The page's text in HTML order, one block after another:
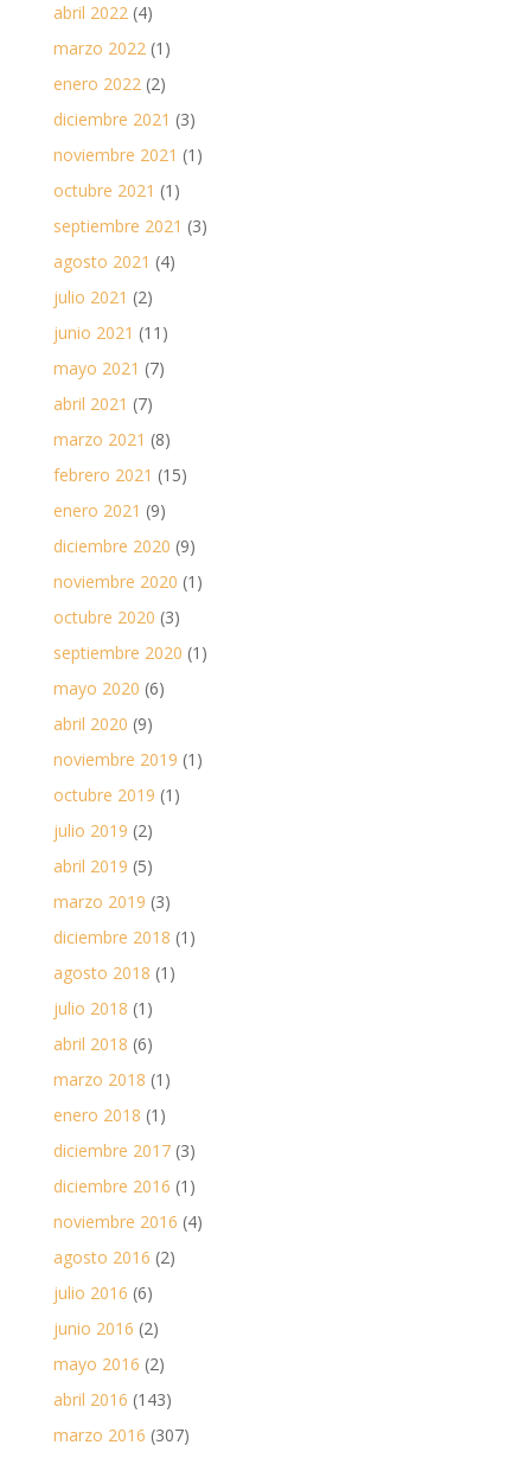
abril 2022(4)
marzo 2022(1)
enero 2022(2)
diciembre 2021 (3)
noviembre 2021 (1)
octubre 2021 (1)
septiembre 2021 (3)
agosto 2021 (4)
julio 2021 (2)
junio 2021 (11)
mayo 2021 (7)
abril 2021 (7)
marzo 2021 (8)
febrero 2021 (15)
enero 2021 (9)
diciembre 2020 (9)
noviembre 2020 (1)
octubre 2020 (3)
septiembre 2020 (1)
mayo 2020 (6)
abril 2020 (9)
noviembre 2019 (1)
octubre 2019 (1)
julio 2019 (2)
abril 2019 (5)
marzo 2019 (3)
diciembre 2018 (1)
agosto 2018 (1)
julio 2018 (1)
abril 2018 (6)
marzo 2018 (1)
enero 2018 (1)
diciembre 2017(3)
diciembre 2016 (1)
noviembre 2016 (4)
agosto 2016 (2)
julio 2016 (6)
junio 2016 (2)
mayo 2016 (2)
abril 2016 (143)
marzo 2016 (307)